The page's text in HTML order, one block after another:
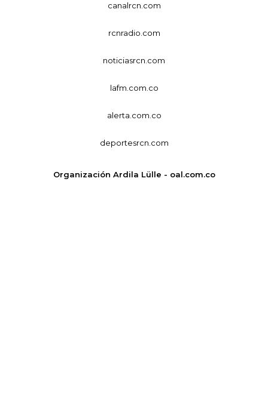
canalrcn.com
rcnradio.com
noticiasrcn.com
lafm.com.co
alerta.com.co
deportesrcn.com
Organización Ardila Lülle - oal.com.co